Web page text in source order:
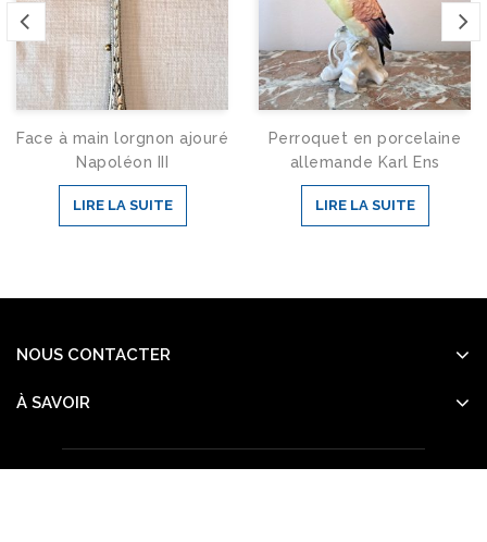
Face à main lorgnon ajouré
Napoléon III
LIRE LA SUITE
Perroquet en porcelaine
allemande Karl Ens
LIRE LA SUITE
NOUS CONTACTER
À SAVOIR